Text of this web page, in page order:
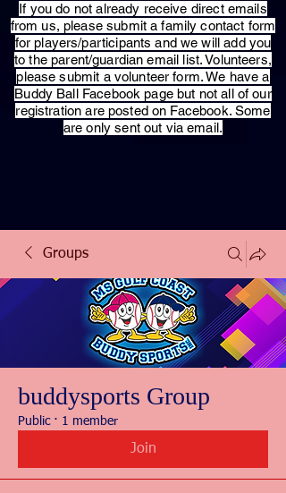
​If you do not already receive direct emails
from us, please submit a family contact form
for players/participants and we will add you
to the parent/guardian email list. Volunteers,
please submit a volunteer form. We have a
Buddy Ball Facebook page but not all of our
registration are posted on Facebook. Some
are only sent out via email.
Groups
buddysports Group
Public · 1 member
Join